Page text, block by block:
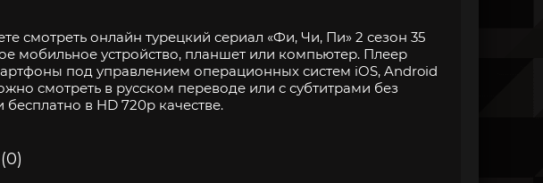
смотреть онлайн турецкий сериал «Фи, Чи, Пи» 2 сезон 35
мобильное устройство, планшет или компьютер. Плеер
под управлением операционных систем iOS, Android
смотреть в русском переводе или с субтитрами без
бесплатно в HD 720p качестве.